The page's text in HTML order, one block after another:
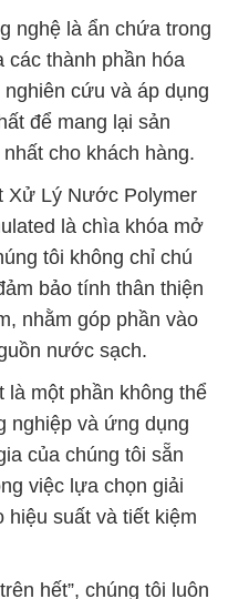
nghệ là ẩn chứa trong
các thành phần hóa
cứu và áp dụng
để mang lại sản
cho khách hàng.
Xử Lý Nước Polymer
là chìa khóa mở
tôi không chỉ chú
bảo tính thân thiện
nhằm góp phần vào
nước sạch.
là một phần không thể
nghiệp và ứng dụng
của chúng tôi sẵn
việc lựa chọn giải
hiệu suất và tiết kiệm
hết”, chúng tôi luôn